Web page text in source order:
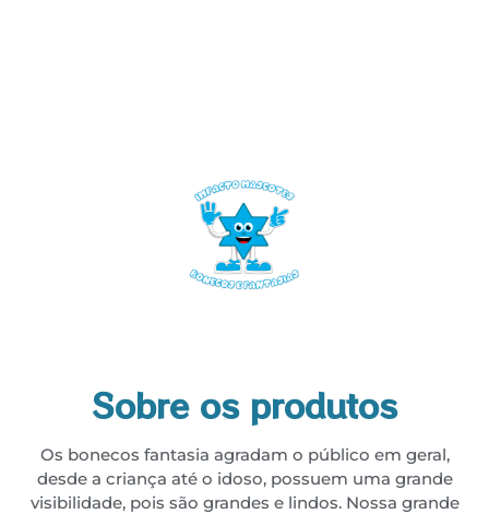
Sobre os produtos
Os bonecos fantasia agradam o público em geral,
desde a criança até o idoso, possuem uma grande
visibilidade, pois são grandes e lindos. Nossa grande